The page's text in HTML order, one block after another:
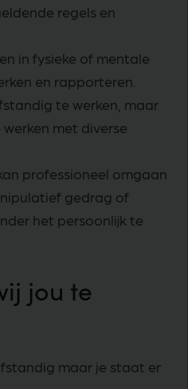
regels en
in fysieke of mentale
en rapporteren.
te werken, maar
met diverse
professioneel omgaan
gedrag of
het persoonlijk te
jou te
maar je staat er